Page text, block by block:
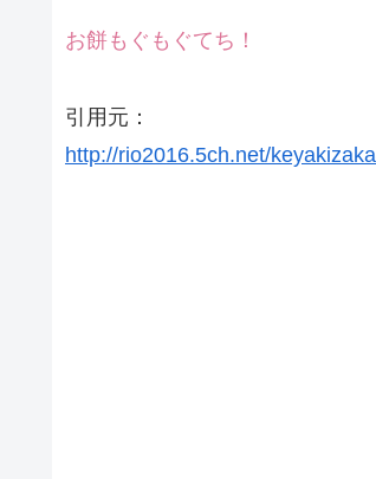
お餅もぐもぐてち！
引用元：
http://rio2016.5ch.net/